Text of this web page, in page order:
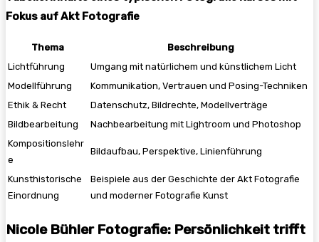
Fokus auf Akt Fotografie
Thema
Beschreibung
Lichtführung
Umgang mit natürlichem und künstlichem Licht
Modellführung
Kommunikation, Vertrauen und Posing-Techniken
Ethik & Recht
Datenschutz, Bildrechte, Modellverträge
Bildbearbeitung
Nachbearbeitung mit Lightroom und Photoshop
Kompositionslehr
e
Bildaufbau, Perspektive, Linienführung
Kunsthistorische
Einordnung
Beispiele aus der Geschichte der Akt Fotografie
und moderner Fotografie Kunst
Nicole Bühler Fotografie: Persönlichkeit trifft